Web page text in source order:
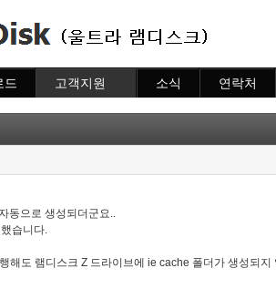
드 고객지원
질문하기
소식 연락처
동으로 생성되더군요..
습니다.
해도 램디스크 Z 드라이브에 ie cache 폴더가 생성되지